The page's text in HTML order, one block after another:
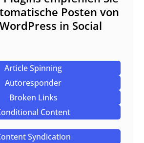
Posten von
in Social
Article Spinning
Autoresponder
Broken Links
Content
Syndication